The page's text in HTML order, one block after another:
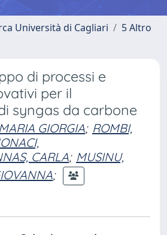
Università di Cagliari
5 Altro
di processi e
per il
syngas da carbone
GIORGIA; ROMBI,
CARLA; MUSINU,
;